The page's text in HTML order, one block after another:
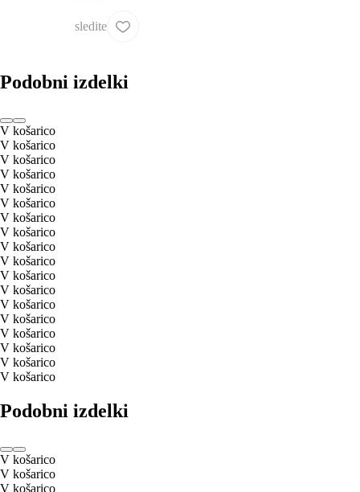
sledite
Podobni izdelki
V košarico
V košarico
V košarico
V košarico
V košarico
V košarico
V košarico
V košarico
V košarico
V košarico
V košarico
V košarico
V košarico
V košarico
V košarico
V košarico
V košarico
V košarico
Podobni izdelki
V košarico
V košarico
V košarico